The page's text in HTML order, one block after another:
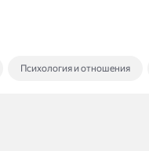
Психология и отношения